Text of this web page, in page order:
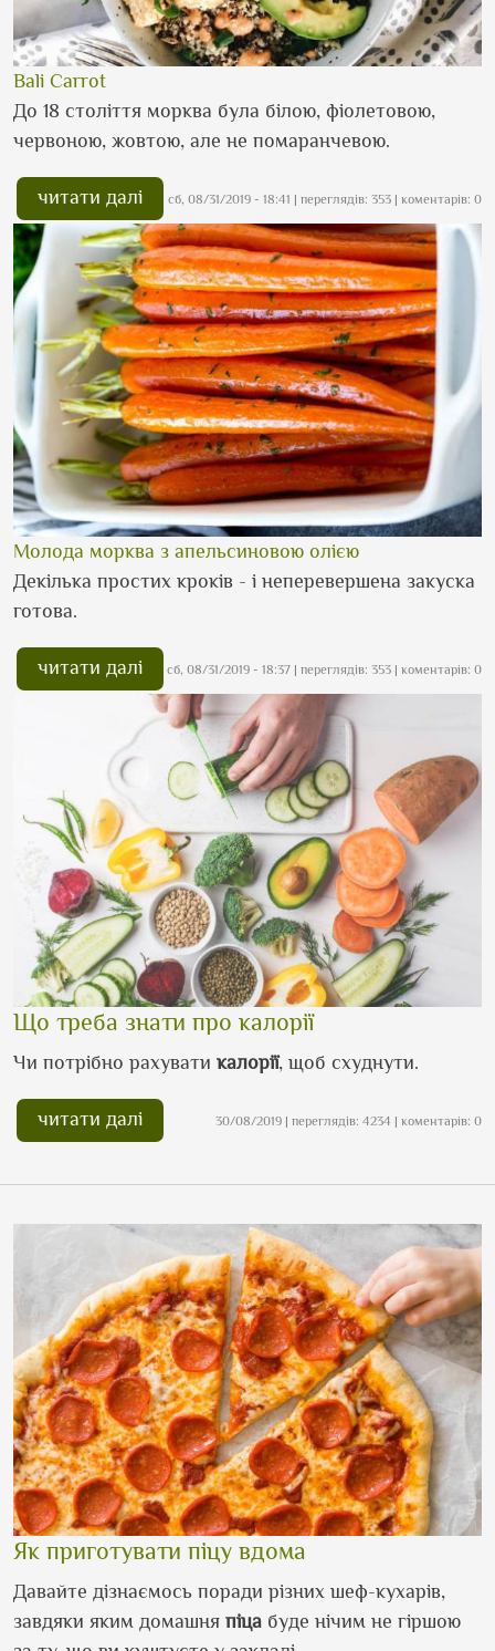
Bali Carrot
До 18 століття морква була білою, фіолетовою,
червоною, жовтою, але не помаранчевою.
читати далі сб, 08/31/2019 - 18:41 | переглядів: 353 | коментарів: 0
Молода морква з апельсиновою олією
Декілька простих кроків - і неперевершена закуска
готова.
читати далі сб, 08/31/2019 - 18:37 | переглядів: 353 | коментарів: 0
Що треба знати про калорії
Чи потрібно рахувати калорії, щоб схуднути.
читати далі 30/08/2019 | переглядів: 4234 | коментарів: 0
Як приготувати піцу вдома
Давайте дізнаємось поради різних шеф-кухарів,
завдяки яким домашня піца буде нічим не гіршою